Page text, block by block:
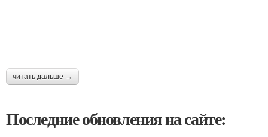
читать дальше →
Последние обновления на сайте: